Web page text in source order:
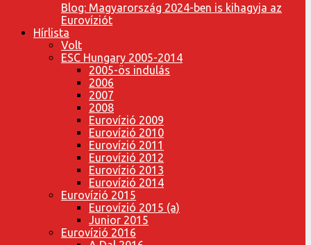
Blog: Magyarország 2024-ben is kihagyja az
Eurovíziót
Hírlista
Volt
ESC Hungary 2005-2014
2005-ös indulás
2006
2007
2008
Eurovízió 2009
Eurovízió 2010
Eurovízió 2011
Eurovízió 2012
Eurovízió 2013
Eurovízió 2014
Eurovízió 2015
Eurovízió 2015 (a)
Junior 2015
Eurovízió 2016